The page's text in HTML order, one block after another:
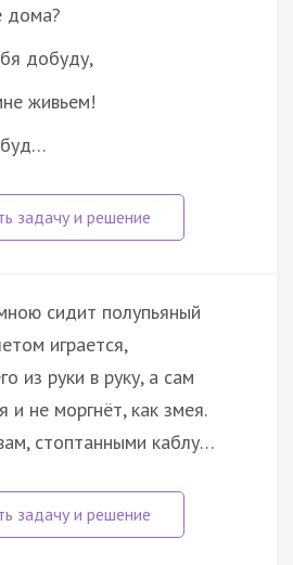
дома?
добуду,
живьем!
сидит полупьяный
играется,
из руки в руку, а сам
и не моргнёт, как змея.
стоптанными каблу…